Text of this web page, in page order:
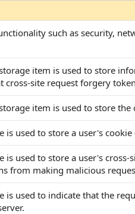
such as security,
item is used to store
cross-site request forgery
item is used to store
is used to store a user's
is used to store a user's
from making malicious
is used to indicate that the